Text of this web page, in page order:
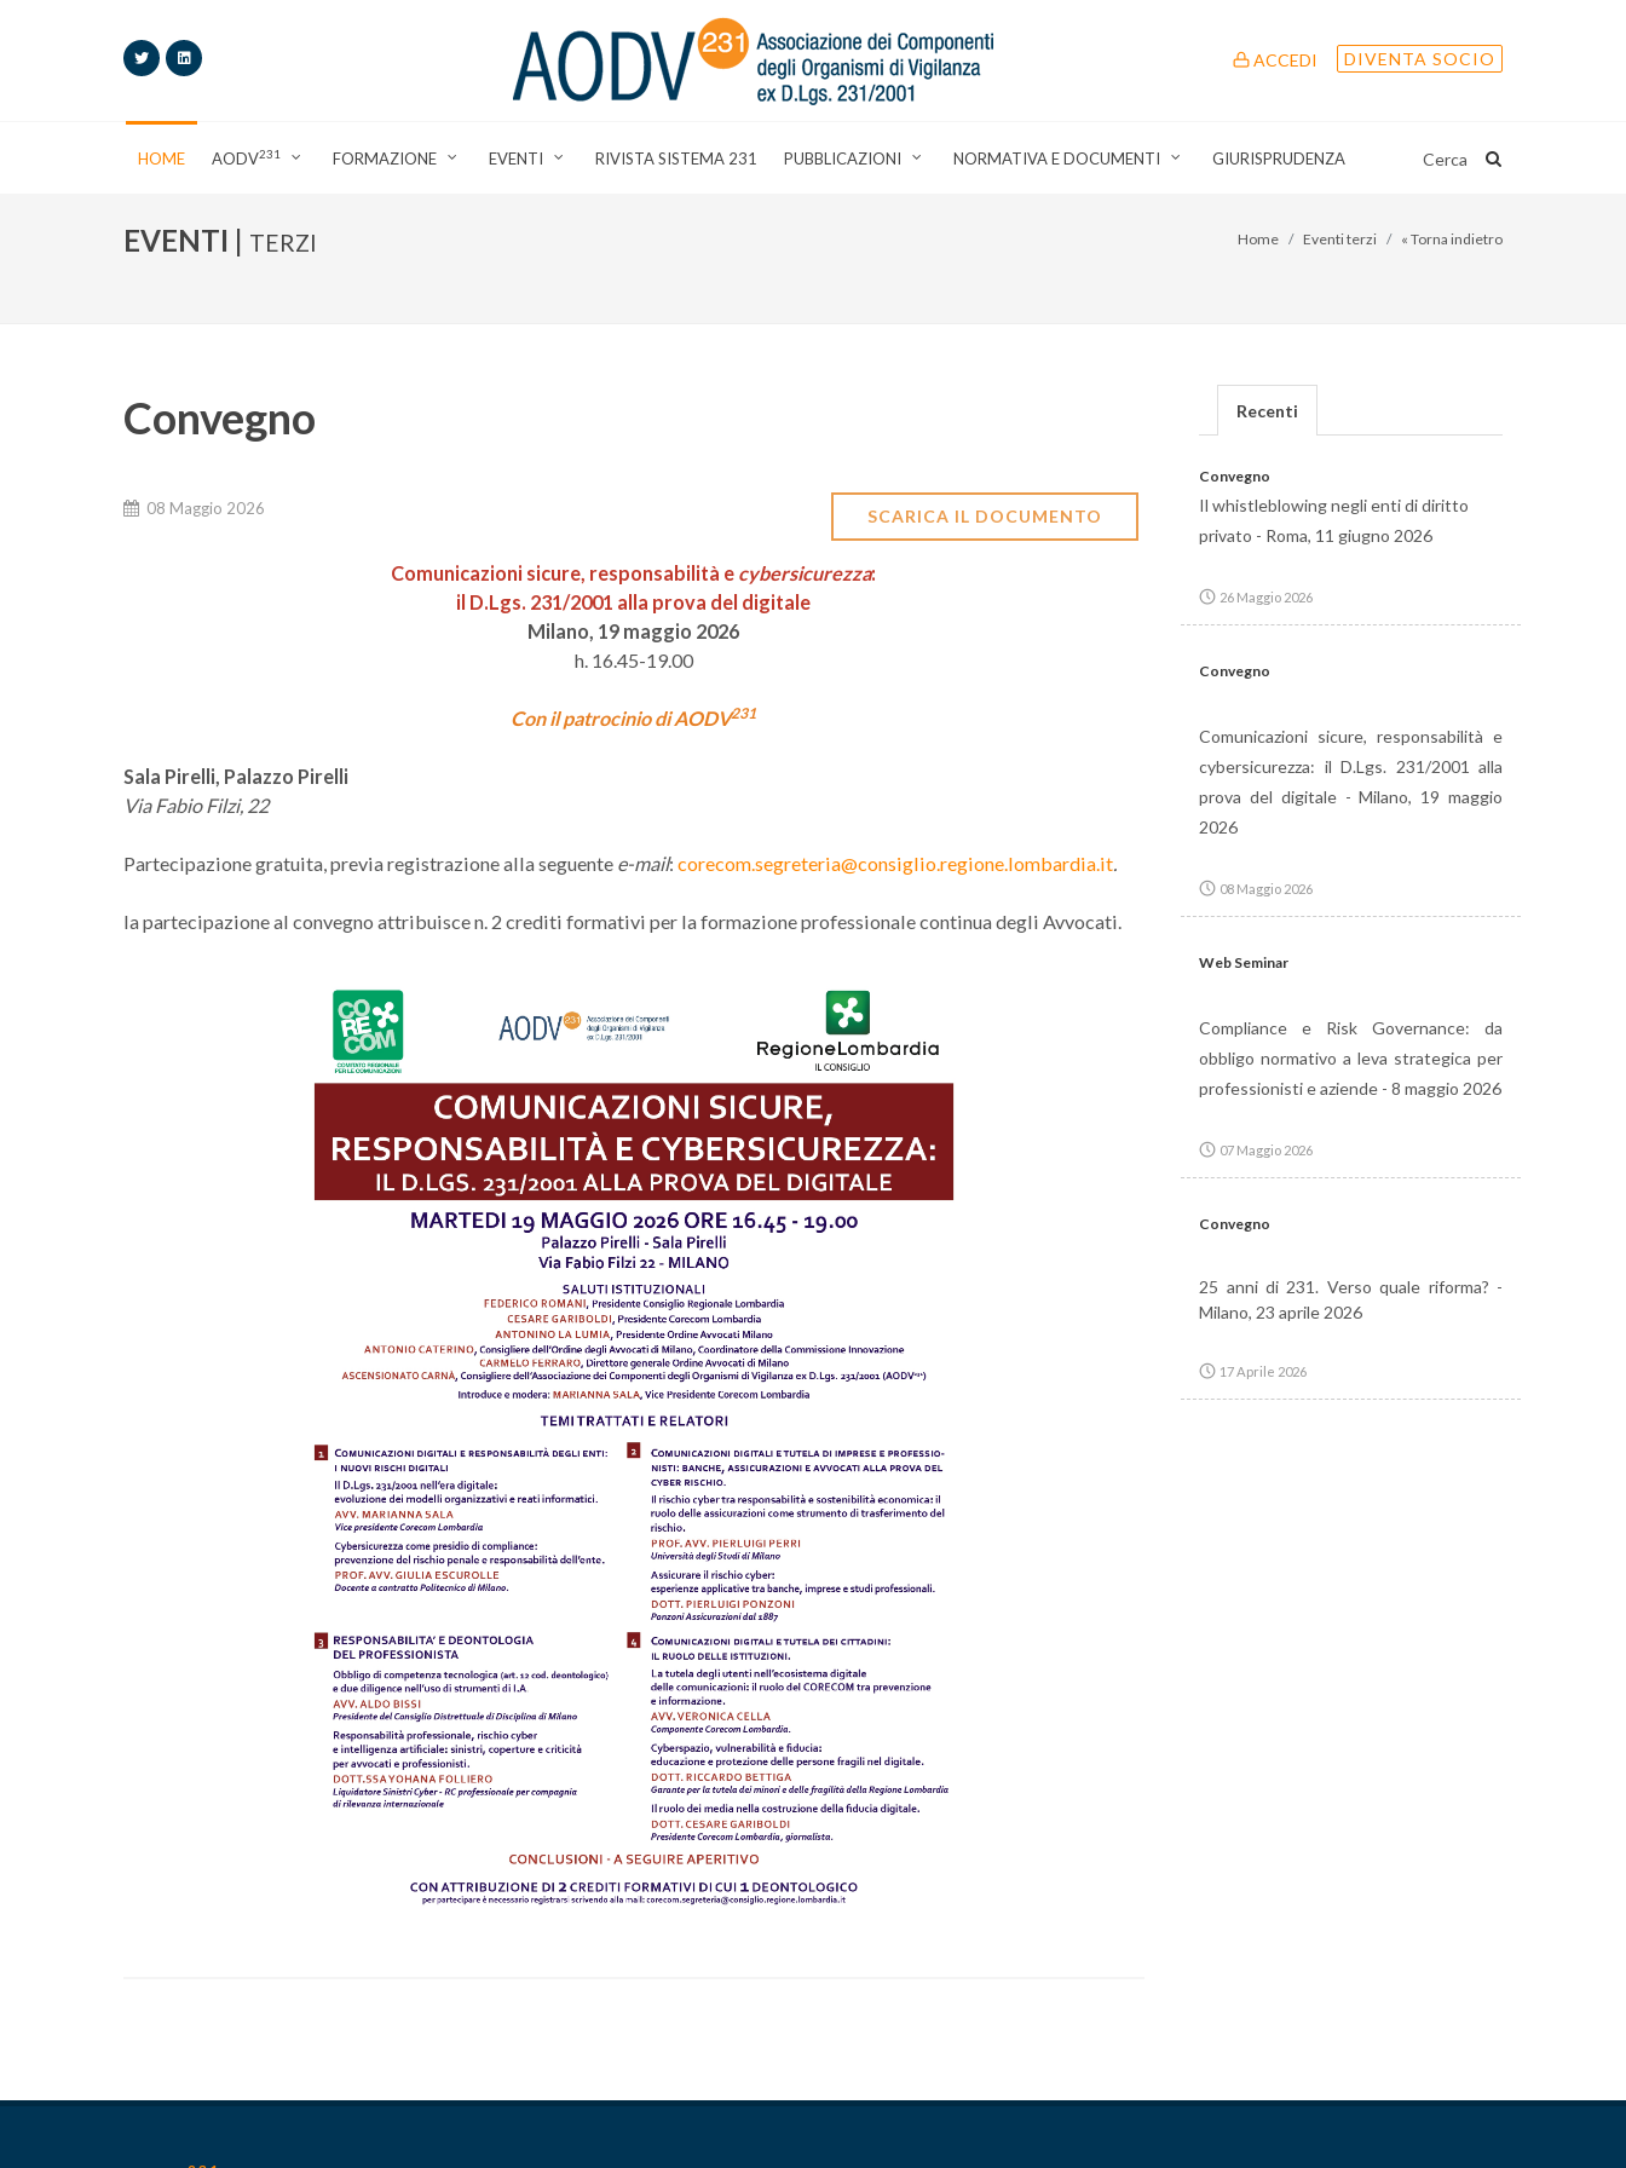
ACCEDI DIVENTA SOCIO
HOME AODV231 FORMAZIONE EVENTI RIVISTA SISTEMA 231 PUBBLICAZIONI NORMATIVA E DOCUMENTI GIURISPRUDENZA Cerca
EVENTI | TERZI Home Eventi terzi « Torna indietro
Convegno
08 Maggio 2026 SCARICA IL DOCUMENTO
Comunicazioni sicure, responsabilità e cybersicurezza:
il D.Lgs. 231/2001 alla prova del digitale
Milano, 19 maggio 2026
h. 16.45-19.00
Con il patrocinio di AODV231
Sala Pirelli, Palazzo Pirelli
Via Fabio Filzi, 22
Partecipazione gratuita, previa registrazione alla seguente e-mail: corecom.segreteria@consiglio.regione.lombardia.it.
la partecipazione al convegno attribuisce n. 2 crediti formativi per la formazione professionale continua degli Avvocati.
Recenti
Convegno
Il whistleblowing negli enti di diritto
privato - Roma, 11 giugno 2026
26 Maggio 2026
Convegno
Comunicazioni sicure, responsabilità e
cybersicurezza: il D.Lgs. 231/2001 alla
prova del digitale - Milano, 19 maggio
2026
08 Maggio 2026
Web Seminar
Compliance e Risk Governance: da
obbligo normativo a leva strategica per
professionisti e aziende - 8 maggio 2026
07 Maggio 2026
Convegno
25 anni di 231. Verso quale riforma? -
Milano, 23 aprile 2026
17 Aprile 2026